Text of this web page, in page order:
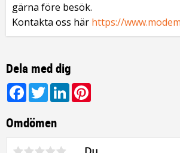
gärna före besök.
Kontakta oss här https://
Dela med dig
Facebook
TwitterLinkedIn
Omdömen